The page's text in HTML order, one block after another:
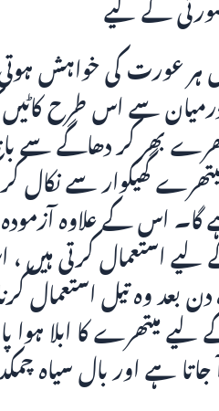
کے لیے
بال ہر عورت کی
درمیان سے اس طرح
بھر کر دھاگے سے
گھیکوار سے نکال
گا۔ اس کے علاوہ
لیے استعمال کرتی ہیں
دن بعد وہ تیل استعمال
میتھرے کا ابلا ہوا
آ جاتا ہے اور بال سیاہ